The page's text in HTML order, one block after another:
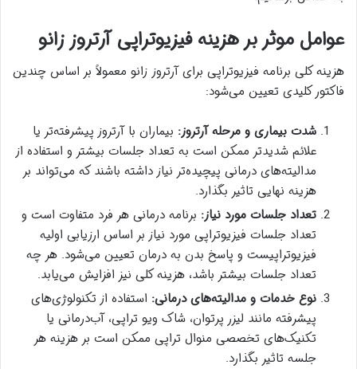
عوامل موثر بر هزینه فیزیوتراپی آرتروز زانو
هزینه کلی برنامه فیزیوتراپی برای آرتروز زانو معمولاً بر اساس چندین
فاکتور کلیدی تعیین می‌شود:
شدت بیماری و مرحله آرتروز: بیماران با آرتروز پیشرفته‌تر یا
علائم شدیدتر ممکن است به تعداد جلسات بیشتر و استفاده از
مدالیته‌های درمانی پیچیده‌تر نیاز داشته باشند که می‌تواند بر
هزینه نهایی تاثیر بگذارد.
تعداد جلسات مورد نیاز: برنامه درمانی هر فرد متفاوت است و
تعداد جلسات فیزیوتراپی مورد نیاز بر اساس ارزیابی اولیه
فیزیوتراپیست و پاسخ بدن به درمان تعیین می‌شود. هر چه
تعداد جلسات بیشتر باشد، هزینه کلی نیز افزایش می‌یابد.
نوع خدمات و مدالیته‌های درمانی: استفاده از تکنولوژی‌های
پیشرفته مانند لیزر پرتوان، شاک ویو تراپی، آب‌درمانی یا
تکنیک‌های تخصصی منوال تراپی ممکن است بر هزینه هر
جلسه تاثیر بگذارد.